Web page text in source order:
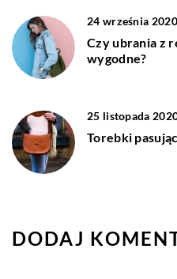
24 września 2020
Czy ubrania z
wygodne?
25 listopada
Torebki
DODAJ